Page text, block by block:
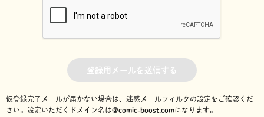
登録用メールを送信する
仮登録完了メールが届かない場合は、迷惑メールフィルタの設定をご確認くだ
さい。 設定いただくドメイン名は@comic-boost.comになります。